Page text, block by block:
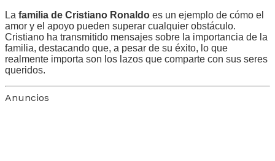
La familia de Cristiano Ronaldo es un ejemplo de cómo el
amor y el apoyo pueden superar cualquier obstáculo.
Cristiano ha transmitido mensajes sobre la importancia de la
familia, destacando que, a pesar de su éxito, lo que
realmente importa son los lazos que comparte con sus seres
queridos.
Anuncios